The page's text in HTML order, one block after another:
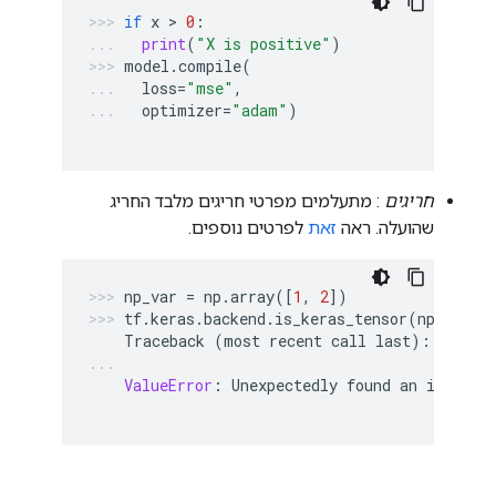
if x > 0 :
print( "X is positive" )
model .compile(
loss="mse" ,
optimizer="adam" )
חריגים : מתעלמים מפרטי חריגים מלבד החריג
שהועלה. ראה זאת לפרטים נוספים.
np_var = np .array([1 , 2])
tf.keras .backend . is_keras_tensor(np_var
Traceback (most recent call last):
ValueError : Unexpectedly found an instance